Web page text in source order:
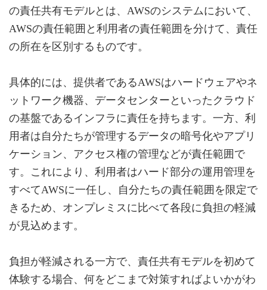
の責任共有モデルとは、AWSのシステムにおいて、
AWSの責任範囲と利用者の責任範囲を分けて、責任
の所在を区別するものです。
具体的には、提供者であるAWSはハードウェアやネ
ットワーク機器、データセンターといったクラウド
の基盤であるインフラに責任を持ちます。一方、利
用者は自分たちが管理するデータの暗号化やアプリ
ケーション、アクセス権の管理などが責任範囲で
す。これにより、利用者はハード部分の運用管理を
すべてAWSに一任し、自分たちの責任範囲を限定で
きるため、オンプレミスに比べて各段に負担の軽減
が見込めます。
負担が軽減される一方で、責任共有モデルを初めて
体験する場合、何をどこまで対策すればよいかがわ